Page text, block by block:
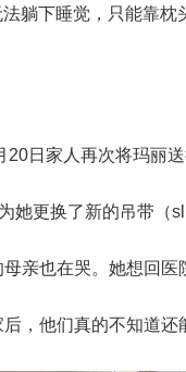
法躺下睡觉，只能靠
日家人再次将玛丽送
她更换了新的吊带（
亲也在哭。她想回
，他们真的不知道还